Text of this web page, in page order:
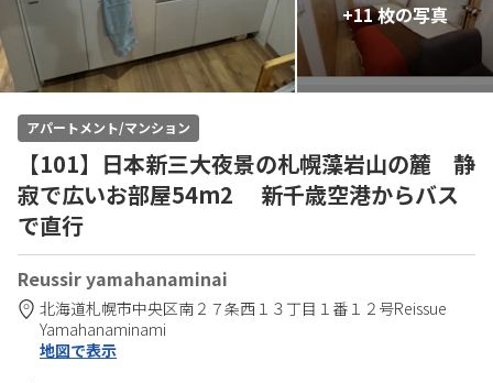
+11 枚の写真
アパートメント/マンション
【101】日本新三大夜景の札幌藻岩山の麓 静
寂で広いお部屋54m2 新千歳空港からバス
で直行
Reussir yamahanaminai
北海道札幌市中央区南２７条西１３丁目１番１２号Reissue
Yamahanaminami
地図で表示